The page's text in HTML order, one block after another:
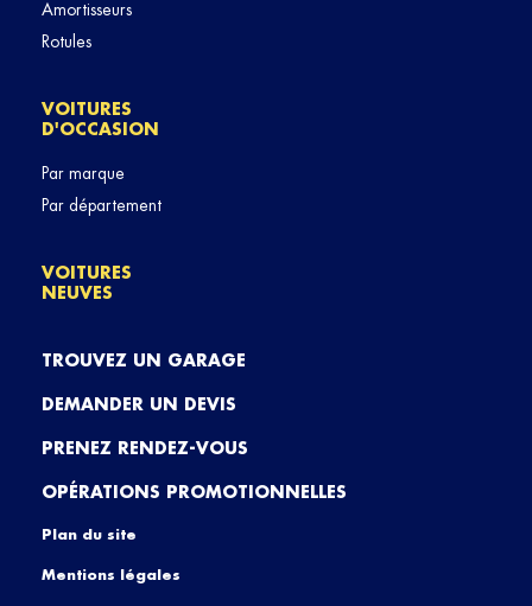
Amortisseurs
Rotules
VOITURES
D'OCCASION
Par marque
Par département
VOITURES
NEUVES
TROUVEZ UN GARAGE
DEMANDER UN DEVIS
PRENEZ RENDEZ-VOUS
OPÉRATIONS PROMOTIONNELLES
Plan du site
Mentions légales